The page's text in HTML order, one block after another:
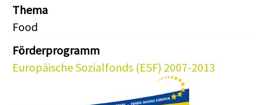
Thema
Food
Förderprogramm
Europäische Sozialfonds (ESF) 2007-2013